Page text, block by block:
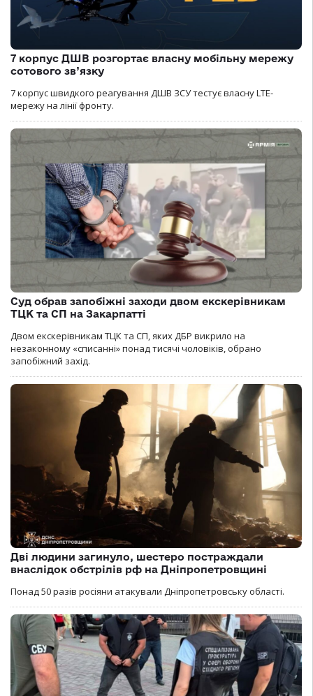
7 корпус ДШВ розгортає власну мобільну мережу
сотового зв’язку
7 корпус швидкого реагування ДШВ ЗСУ тестує власну LTE-
мережу на лінії фронту.
Суд обрав запобіжні заходи двом екскерівникам
ТЦК та СП на Закарпатті
Двом екскерівникам ТЦК та СП, яких ДБР викрило на
незаконному «списанні» понад тисячі чоловіків, обрано
запобіжний захід.
Дві людини загинуло, шестеро постраждали
внаслідок обстрілів рф на Дніпропетровщині
Понад 50 разів росіяни атакували Дніпропетровську області.